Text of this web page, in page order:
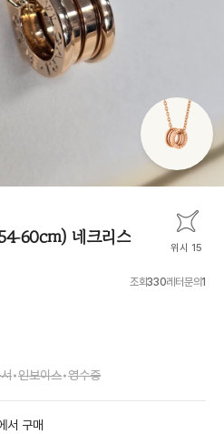
60cm) 네크리스 위시 15
조회330레터문의1
•인보이스•영수증
서 구매